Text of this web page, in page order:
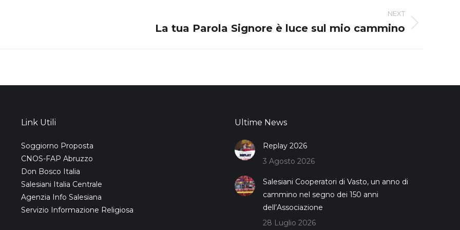
NEXT
La tua Parola Signore è luce sul mio cammino
Link Utili
Soggiorno Proposta
CNOS-FAP Abruzzo
Don Bosco Italia
Salesiani Italia Centrale
Agenzia Info Salesiana
Servizio Informazione Religiosa
Ultime News
Replay 2026
3 Agosto 2026
Salesiani Cooperatori di Vasto, un anno di
cammino nel segno dei 150 anni
dell’Associazione
28 Luglio 2026